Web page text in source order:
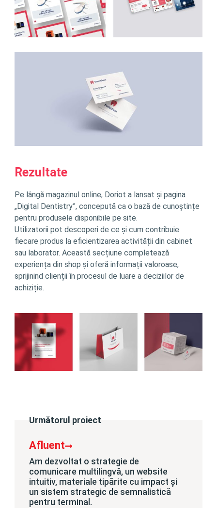
Rezultate
Pe lângă magazinul online, Doriot a lansat și pagina
„Digital Dentistry”, concepută ca o bază de cunoștințe
pentru produsele disponibile pe site.
Utilizatorii pot descoperi de ce și cum contribuie
fiecare produs la eficientizarea activității din cabinet
sau laborator. Această secțiune completează
experiența din shop și oferă informații valoroase,
sprijinind clienții în procesul de luare a deciziilor de
achiziție.
Următorul proiect
Afluent
Am dezvoltat o strategie de
comunicare multilingvă, un website
intuitiv, materiale tipărite cu impact și
un sistem strategic de semnalistică
pentru terminal.